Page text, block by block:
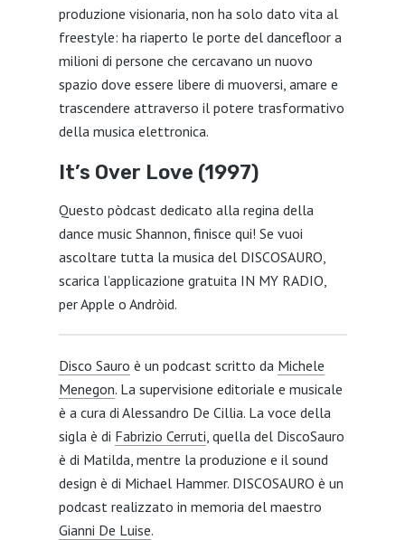
produzione visionaria, non ha solo dato vita al
freestyle: ha riaperto le porte del dancefloor a
milioni di persone che cercavano un nuovo
spazio dove essere libere di muoversi, amare e
trascendere attraverso il potere trasformativo
della musica elettronica.
It’s Over Love (1997)
Questo pòdcast dedicato alla regina della
dance music Shannon, finisce qui! Se vuoi
ascoltare tutta la musica del DISCOSAURO,
scarica l’applicazione gratuita IN MY RADIO,
per Apple o Andròid.
Disco Sauro è un podcast scritto da Michele
Menegon. La supervisione editoriale e musicale
è a cura di Alessandro De Cillia. La voce della
sigla è di Fabrizio Cerruti, quella del DiscoSauro
è di Matilda, mentre la produzione e il sound
design è di Michael Hammer. DISCOSAURO è un
podcast realizzato in memoria del maestro
Gianni De Luise.